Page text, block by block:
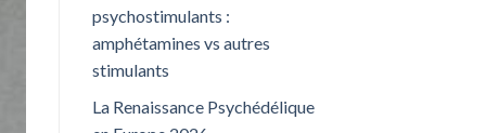
psychostimulants :
amphétamines vs autres
stimulants
La Renaissance Psychédélique